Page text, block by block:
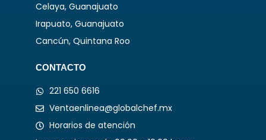
Celaya, Guanajuato
Irapuato, Guanajuato
Cancún, Quintana Roo
CONTACTO
221 650 6616
Ventaenlinea@globalchef.mx
Horarios de atención